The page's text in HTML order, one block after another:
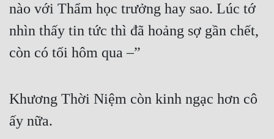
nào với Thẩm học trưởng hay sao. Lúc tớ
nhìn thấy tin tức thì đã hoảng sợ gần chết,
còn có tối hôm qua –”
Khương Thời Niệm còn kinh ngạc hơn cô
ấy nữa.